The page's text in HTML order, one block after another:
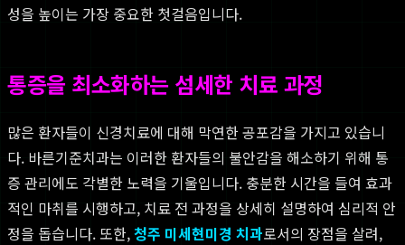
성을 높이는 가장 중요한 첫걸음입니다.
통증을 최소화하는 섬세한 치료 과정
많은 환자들이 신경치료에 대해 막연한 공포감을 가지고 있습니
다. 바른기준치과는 이러한 환자들의 불안감을 해소하기 위해 통
증 관리에도 각별한 노력을 기울입니다. 충분한 시간을 들여 효과
적인 마취를 시행하고, 치료 전 과정을 상세히 설명하여 심리적 안
정을 돕습니다. 또한,청주 미세현미경 치과로서의 장점을 살려,